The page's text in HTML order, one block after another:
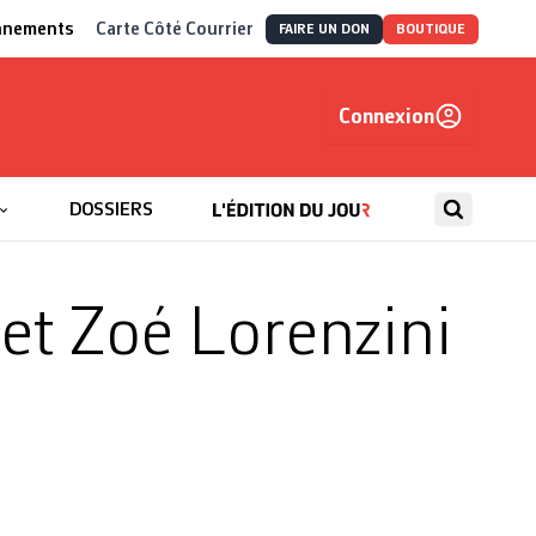
Carte Côté Courrier FAIRE UN DON BOUTIQUE
Connexion
DOSSIERS
Zoé Lorenzini